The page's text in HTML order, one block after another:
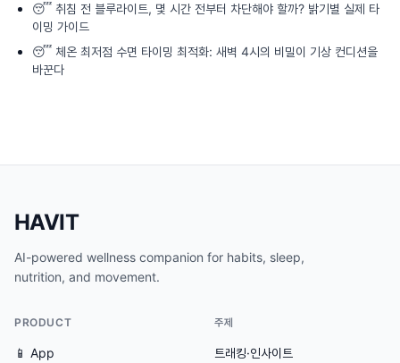
😴 취침 전 블루라이트, 몇 시간 전부터 차단해야 할까? 밝기별 실제 타
이밍 가이드
😴 체온 최저점 수면 타이밍 최적화: 새벽 4시의 비밀이 기상 컨디션을
바꾼다
HAVIT
AI-powered wellness companion for habits, sleep,
nutrition, and movement.
PRODUCT
📱 App
주제
트래킹·인사이트